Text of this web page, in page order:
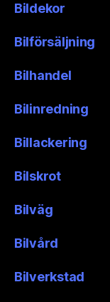
Bildekor
Bilförsäljning
Bilhandel
Bilinredning
Billackering
Bilskrot
Bilväg
Bilvård
Bilverkstad